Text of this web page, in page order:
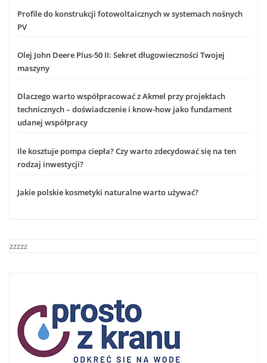
Profile do konstrukcji fotowoltaicznych w systemach nośnych
PV
Olej John Deere Plus-50 II: Sekret długowieczności Twojej
maszyny
Dlaczego warto współpracować z Akmel przy projektach
technicznych – doświadczenie i know-how jako fundament
udanej współpracy
Ile kosztuje pompa ciepła? Czy warto zdecydować się na ten
rodzaj inwestycji?
Jakie polskie kosmetyki naturalne warto używać?
zzzzz